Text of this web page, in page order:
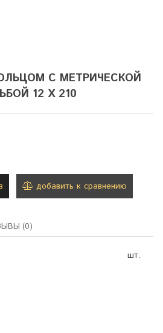
С МЕТРИЧЕСКОЙ
12 Х 210
добавить к сравнению
(0)
шт.